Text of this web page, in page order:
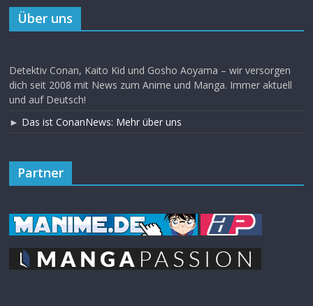
Über uns
Detektiv Conan, Kaito Kid und Gosho Aoyama – wir versorgen
dich seit 2008 mit News zum Anime und Manga. Immer aktuell
und auf Deutsch!
► Das ist ConanNews: Mehr über uns
Partner